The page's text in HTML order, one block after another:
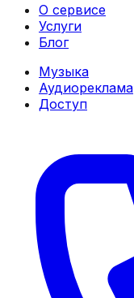
О сервисе
Услуги
Блог
Музыка
Аудиореклама
Доступ